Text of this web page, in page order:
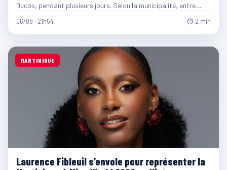
Ducos, pendant plusieurs jours. Selon la municipalité, entre…
06/08 · 21h54 ⏱ 2 min
MARTINIQUE
Laurence Fibleuil s’envole pour représenter la